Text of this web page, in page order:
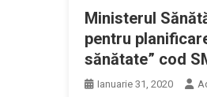
Ministerul
pentru
sănătate” cod
Ianuarie 31, 2020